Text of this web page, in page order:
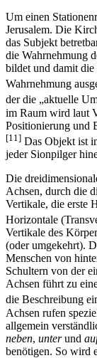
Um einen
Jerusalem. Die
das Subjekt
die Wahrnehmung
bildet und damit
Wahrnehmung
der die „aktuelle
im Raum wird laut
Positionierung und
[11] Das Objekt ist
jeder Sionpilger
Die
Achsen, durch die
Vertikale, die erste
Horizontale
Vertikale des
(oder umgekehrt).
Menschen von
Schultern von der
Achsen führt zu
die Beschreibung
Achsen rufen
allgemein
neben, unterund
benötigen. So wird